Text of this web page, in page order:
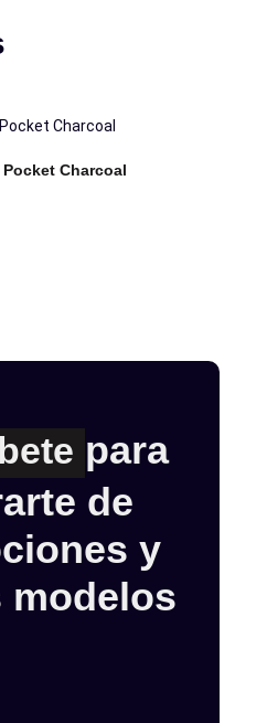
Charcoal
para
de
y
modelos